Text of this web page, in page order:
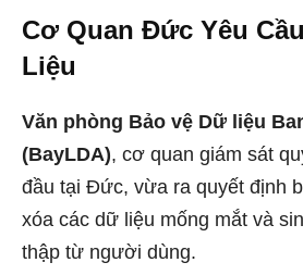
Cơ Quan Đức Yêu
Liệu
Văn phòng Bảo vệ Dữ liệu
(BayLDA), cơ quan giám sát
đầu tại Đức, vừa ra quyết định
xóa các dữ liệu mống mắt và
thập từ người dùng.